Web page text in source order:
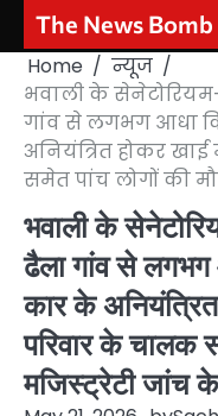
Skip
content
The News Bomb
Home
न्यूज
भवाली के
गांव से लगभग आधा
अनियंत्रित होकर
समेत पांच लोगों की
भवाली के
ढैला गांव से लगभग
कार के
परिवार के चालक
मजिस्ट्रेटी जांच